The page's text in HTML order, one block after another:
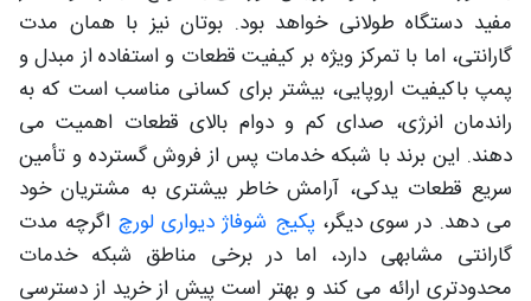
مفید دستگاه طولانی خواهد بود. بوتان نیز با همان مدت
گارانتی، اما با تمرکز ویژه بر کیفیت قطعات و استفاده از مبدل و
پمپ باکیفیت اروپایی، بیشتر برای کسانی مناسب است که به
راندمان انرژی، صدای کم و دوام بالای قطعات اهمیت می
دهند. این برند با شبکه خدمات پس از فروش گسترده و تأمین
سریع قطعات یدکی، آرامش خاطر بیشتری به مشتریان خود
می دهد. در سوی دیگر،پکیج شوفاژ دیواری لورچ اگرچه مدت
گارانتی مشابهی دارد، اما در برخی مناطق شبکه خدمات
محدودتری ارائه می کند و بهتر است پیش از خرید از دسترسی